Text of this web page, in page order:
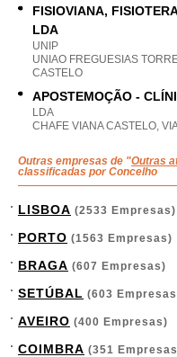
FISIOVIANA,
LDA
UNIP
UNIAO FREGUESIAS
CASTELO
APOSTEMOÇÃO -
LDA
CHAFE VIANA CASTELO,
Outras empresas de "Outras
classificadas por Concelho
LISBOA (2533 Empresas)
PORTO (1563 Empresas)
BRAGA (607 Empresas)
SETÚBAL (603
AVEIRO (400 Empresas)
COIMBRA (351